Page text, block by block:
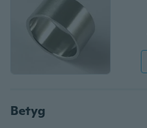
Betyg